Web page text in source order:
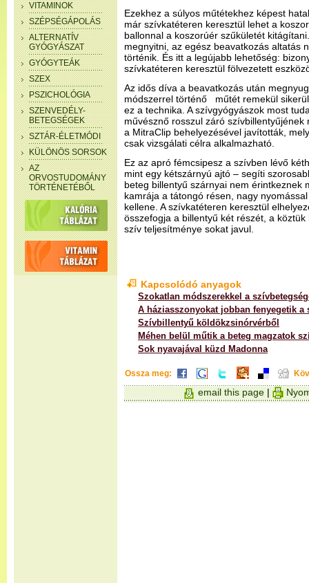
VITAMINOK
SZÉPSÉGÁPOLÁS
ALTERNATÍV
GYÓGYÁSZAT
GYÓGYTEÁK
SZEX
PSZICHOLÓGIA
SZENVEDÉLY-
BETEGSÉGEK
SZTÁR-ÉLETMÓDI
KÜLÖNÖS SORSOK
AZ
ORVOSTUDOMÁNY
TÖRTÉNETÉBŐL
Ezekhez a súlyos műtétekhez képest
már szívkatéteren keresztül lehet a
ballonnal a koszorúér szűkületét
megnyitni, az egész beavatkozás altatás
történik. És itt a legújabb lehetőség:
szívkatéteren keresztül fölvezetett
Az idős díva a beavatkozás után
módszerrel történő műtét remekül
ez a technika. A szívgyógyászok most
művésznő rosszul záró
a MitraClip behelyezésével javították,
csak vizsgálati célra alkalmazható.
Ez az apró fémcsipesz a szívben lévő
mint egy kétszárnyú ajtó – segíti
beteg billentyű szárnyai nem érintkeznek
kamrája a tátongó résen, nagy
kellene. A szívkatéteren keresztül
összefogja a billentyű két részét, a
szív teljesítménye sokat javul.
Kapcsolódó anyagok
Szokatlan módszerekkel a
A háziasszonyokat jobban fenyegetik a
Szívbillentyű köldökzsinórvérből
Méhen belül műtik a beteg magzatok
Sok nyavajával küzd Madonna
Ossza meg:
email this page |